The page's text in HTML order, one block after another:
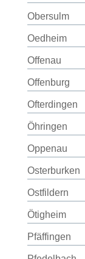
Obersulm
Oedheim
Offenau
Offenburg
Ofterdingen
Öhringen
Oppenau
Osterburken
Ostfildern
Ötigheim
Pfäffingen